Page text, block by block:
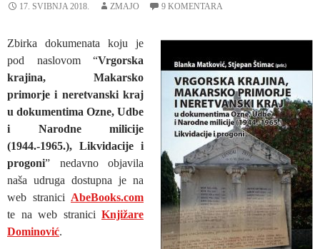
17. SVIBNJA 2018. ZMAJO 9 KOMENTARA
Zbirka dokumenata koju je
pod naslovom “Vrgorska
krajina, Makarsko
primorje i neretvanski kraj
u dokumentima Ozne, Udbe
i Narodne milicije
(1944.-1965.), Likvidacije i
progoni” nedavno objavila
naša udruga dostupna je na
web stranici AbeBooks.com
te na web stranici Knjižare
Dominović.